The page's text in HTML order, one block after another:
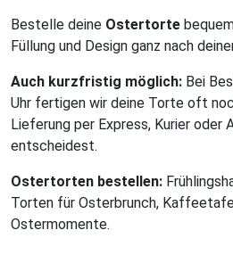
Bestelle deine Ostertorte
Füllung und Design ganz nach
Auch kurzfristig möglich: Bei
Uhr fertigen wir deine Torte oft
Lieferung per Express, Kurier oder
entscheidest.
Ostertorten bestellen:
Torten für Osterbrunch,
Ostermomente.